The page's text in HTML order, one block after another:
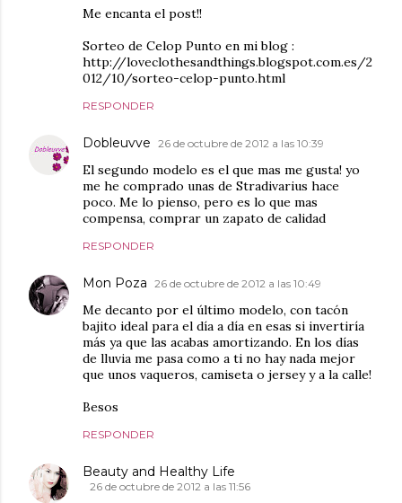
Me encanta el post!!
Sorteo de Celop Punto en mi blog :
http://loveclothesandthings.blogspot.com.es/2
012/10/sorteo-celop-punto.html
RESPONDER
Dobleuvve 26 de octubre de 2012 a las 10:39
El segundo modelo es el que mas me gusta! yo
me he comprado unas de Stradivarius hace
poco. Me lo pienso, pero es lo que mas
compensa, comprar un zapato de calidad
RESPONDER
Mon Poza 26 de octubre de 2012 a las 10:49
Me decanto por el último modelo, con tacón
bajito ideal para el día a día en esas si invertiría
más ya que las acabas amortizando. En los días
de lluvia me pasa como a ti no hay nada mejor
que unos vaqueros, camiseta o jersey y a la calle!
Besos
RESPONDER
Beauty and Healthy Life
26 de octubre de 2012 a las 11:56